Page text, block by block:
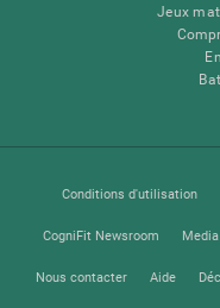
Jeux
Conditions d'utilisation
CogniFit Newsroom
Nous contacter Aide